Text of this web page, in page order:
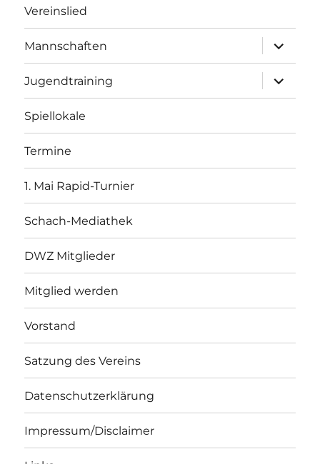
Vereinslied
Mannschaften
öffnen
Jugendtraining
öffnen
Spiellokale
Termine
1. Mai Rapid-Turnier
Schach-Mediathek
DWZ Mitglieder
Mitglied werden
Vorstand
Satzung des Vereins
Datenschutzerklärung
Impressum/Disclaimer